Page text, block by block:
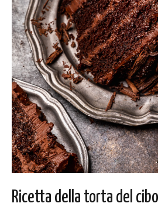
Ricetta della torta del